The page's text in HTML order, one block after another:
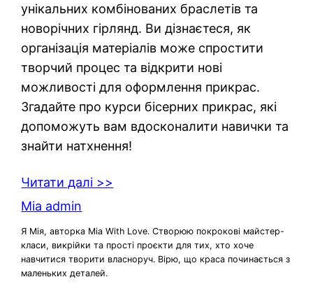
унікальних комбінованих браслетів та
новорічних гірлянд. Ви дізнаєтеся, як
організація матеріалів може спростити
творчий процес та відкрити нові
можливості для оформлення прикрас.
Згадайте про курси бісерних прикрас, які
допоможуть вам вдосконалити навички та
знайти натхнення!
Читати далі >>
Mia admin
Я Мія, авторка Mia With Love. Створюю покрокові майстер-
класи, викрійки та прості проєкти для тих, хто хоче
навчитися творити власноруч. Вірю, що краса починається з
маленьких деталей.